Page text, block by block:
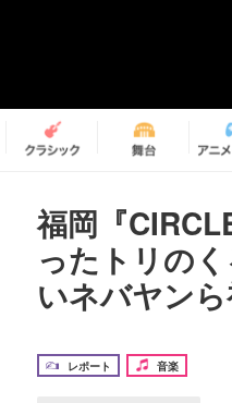
福岡『
ったトリの
いネバヤン
レポート 音楽